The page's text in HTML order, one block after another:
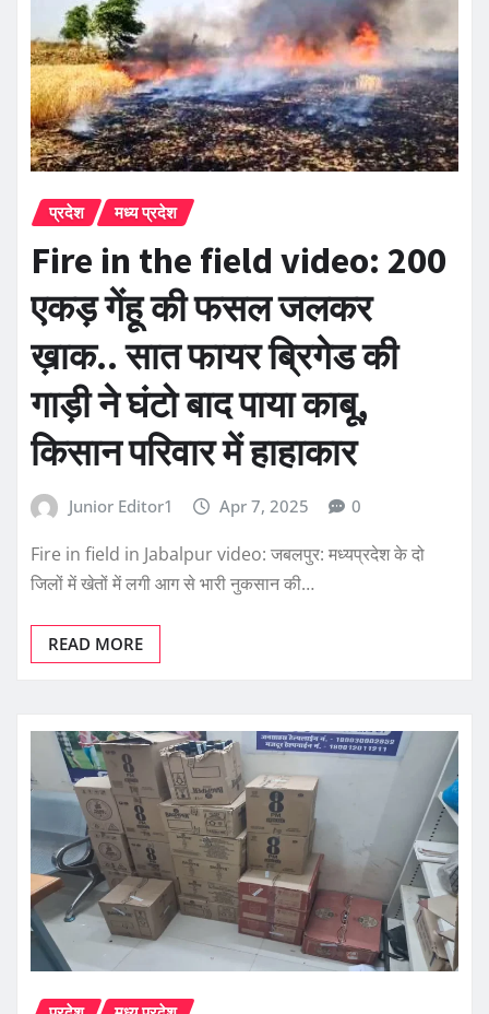
प्रदेश मध्य प्रदेश
Fire in the field video: 200
एकड़ गेंहू की फसल जलकर
ख़ाक.. सात फायर ब्रिगेड की
गाड़ी ने घंटो बाद पाया काबू,
किसान परिवार में हाहाकार
Junior Editor1 Apr 7, 2025 0
Fire in field in Jabalpur video: जबलपुर: मध्यप्रदेश के दो
जिलों में खेतों में लगी आग से भारी नुकसान की…
READ MORE